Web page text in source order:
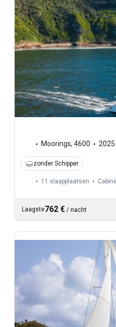
Moorings, 4600 2025
zonder Schipper
11 slaapplaatsen
Laagste762 € / nacht